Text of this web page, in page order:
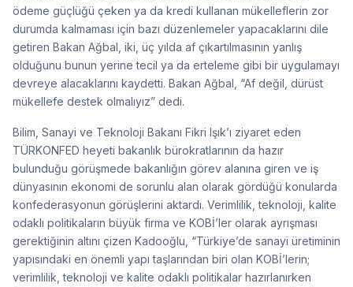
ödeme güçlüğü çeken ya da kredi kullanan mükelleflerin zor
durumda kalmaması için bazı düzenlemeler yapacaklarını dile
getiren Bakan Ağbal, iki, üç yılda af çıkartılmasının yanlış
olduğunu bunun yerine tecil ya da erteleme gibi bir uygulamayı
devreye alacaklarını kaydetti. Bakan Ağbal, “Af değil, dürüst
mükellefe destek olmalıyız” dedi.
Bilim, Sanayi ve Teknoloji Bakanı Fikri Işık’ı ziyaret eden
TÜRKONFED heyeti bakanlık bürokratlarının da hazır
bulunduğu görüşmede bakanlığın görev alanına giren ve iş
dünyasının ekonomi de sorunlu alan olarak gördüğü konularda
konfederasyonun görüşlerini aktardı. Verimlilik, teknoloji, kalite
odaklı politikaların büyük firma ve KOBİ’ler olarak ayrışması
gerektiğinin altını çizen Kadooğlu, “Türkiye’de sanayi üretiminin
yapısındaki en önemli yapı taşlarından biri olan KOBİ’lerin;
verimlilik, teknoloji ve kalite odaklı politikalar hazırlanırken